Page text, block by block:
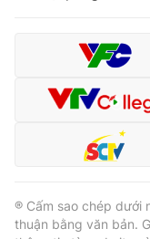
Video
VTV Money
VTV Sức khoẻ
® Cấm sao chép dưới
thuận bằng văn bản.